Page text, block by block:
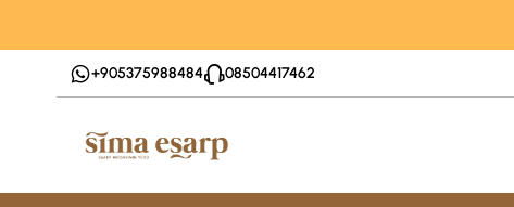
+905375988484 08504417462